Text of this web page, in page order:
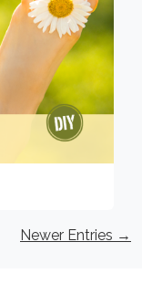
Newer Entries →